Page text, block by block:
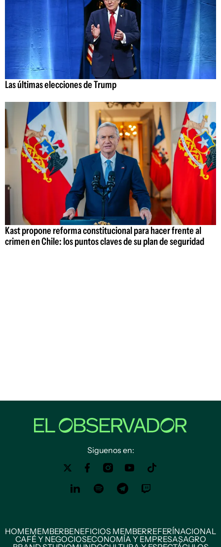
Las últimas elecciones de Trump
Kast propone reforma constitucional para hacer frente al
crimen en Chile: los puntos claves de su plan de seguridad
Siguenos en:
HOMEMEMBERBENEFICIOS MEMBERREFERÍNACIONAL
CAFÉ Y NEGOCIOSECONOMÍA Y EMPRESASAGRO